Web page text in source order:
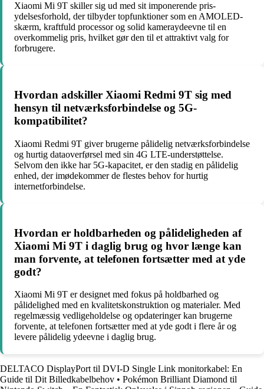
Xiaomi Mi 9T skiller sig ud med sit imponerende pris-
ydelsesforhold, der tilbyder topfunktioner som en AMOLED-
skærm, kraftfuld processor og solid kameraydeevne til en
overkommelig pris, hvilket gør den til et attraktivt valg for
forbrugere.
Hvordan adskiller Xiaomi Redmi 9T sig med
hensyn til netværksforbindelse og 5G-
kompatibilitet?
Xiaomi Redmi 9T giver brugerne pålidelig netværksforbindelse
og hurtig dataoverførsel med sin 4G LTE-understøttelse.
Selvom den ikke har 5G-kapacitet, er den stadig en pålidelig
enhed, der imødekommer de flestes behov for hurtig
internetforbindelse.
Hvordan er holdbarheden og pålideligheden af
Xiaomi Mi 9T i daglig brug og hvor længe kan
man forvente, at telefonen fortsætter med at yde
godt?
Xiaomi Mi 9T er designet med fokus på holdbarhed og
pålidelighed med en kvalitetskonstruktion og materialer. Med
regelmæssig vedligeholdelse og opdateringer kan brugerne
forvente, at telefonen fortsætter med at yde godt i flere år og
levere pålidelig ydeevne i daglig brug.
DELTACO DisplayPort til DVI-D Single Link monitorkabel: En
Guide til Dit Billedkabelbehov • Pokémon Brilliant Diamond til